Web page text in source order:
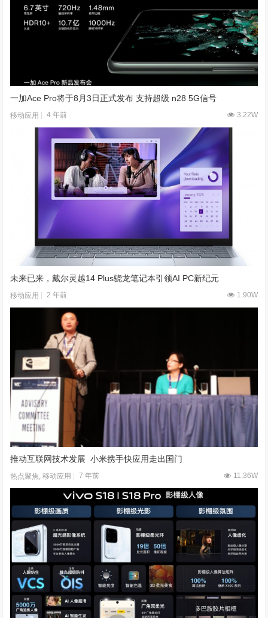
一加Ace Pro将于8月3日正式发布 支持超级 n28 5G信号
移动应用 4 年前 3.22W
未来已来，戴尔灵越14 Plus骁龙笔记本引领AI PC新纪元
移动应用 2 年前 1.90W
推动互联网技术发展 小米携手快应用走出国门
热点聚焦 ,移动应用 7 年前 11.36W